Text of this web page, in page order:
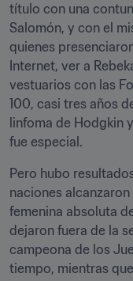
título con una
Salomón, y con el
quienes
Internet, ver a
vestuarios con las
100, casi tres años
linfoma de Hodgkin
fue especial.
Pero hubo
naciones
femenina absoluta
dejaron fuera de la
campeona de los
tiempo, mientras